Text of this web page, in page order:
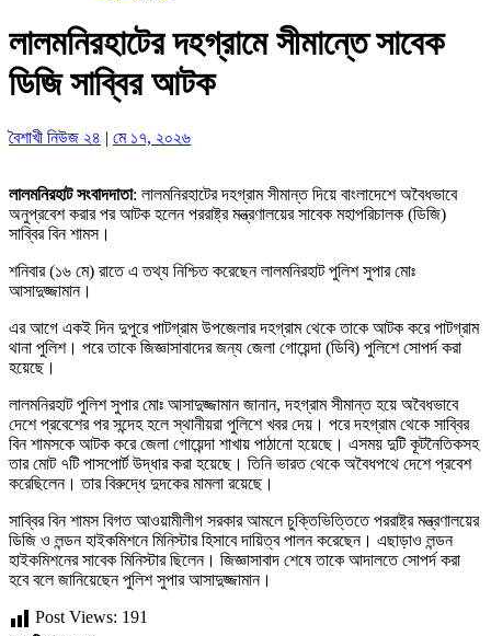
লালমনিরহাটের দহগ্রামে সীমান্তে সাবেক
ডিজি সাব্বির আটক
বৈশাখী নিউজ ২৪ | মে ১৭, ২০২৬
লালমনিরহাট সংবাদদাতা: লালমনিরহাটের দহগ্রাম সীমান্ত দিয়ে বাংলাদেশে অবৈধভাবে
অনুপ্রবেশ করার পর আটক হলেন পররাষ্ট্র মন্ত্রণালয়ের সাবেক মহাপরিচালক (ডিজি)
সাব্বির বিন শামস।
শনিবার (১৬ মে) রাতে এ তথ্য নিশ্চিত করেছেন লালমনিরহাট পুলিশ সুপার মোঃ
আসাদুজ্জামান।
এর আগে একই দিন দুপুরে পাটগ্রাম উপজেলার দহগ্রাম থেকে তাকে আটক করে পাটগ্রাম
থানা পুলিশ। পরে তাকে জিজ্ঞাসাবাদের জন্য জেলা গোয়েন্দা (ডিবি) পুলিশে সোপর্দ করা
হয়েছে।
লালমনিরহাট পুলিশ সুপার মোঃ আসাদুজ্জামান জানান, দহগ্রাম সীমান্ত হয়ে অবৈধভাবে
দেশে প্রবেশের পর সন্দেহ হলে স্থানীয়রা পুলিশে খবর দেয়। পরে দহগ্রাম থেকে সাব্বির
বিন শামসকে আটক করে জেলা গোয়েন্দা শাখায় পাঠানো হয়েছে। এসময় দুটি কূটনৈতিকসহ
তার মোট ৭টি পাসপোর্ট উদ্ধার করা হয়েছে। তিনি ভারত থেকে অবৈধপথে দেশে প্রবেশ
করেছিলেন। তার বিরুদ্ধে দুদকের মামলা রয়েছে।
সাব্বির বিন শামস বিগত আওয়ামীলীগ সরকার আমলে চুক্তিভিত্তিতে পররাষ্ট্র মন্ত্রণালয়ের
ডিজি ও লন্ডন হাইকমিশনে মিনিস্টার হিসাবে দায়িত্ব পালন করেছেন। এছাড়াও লন্ডন
হাইকমিশনের সাবেক মিনিস্টার ছিলেন। জিজ্ঞাসাবাদ শেষে তাকে আদালতে সোপর্দ করা
হবে বলে জানিয়েছেন পুলিশ সুপার আসাদুজ্জামান।
Post Views: 191